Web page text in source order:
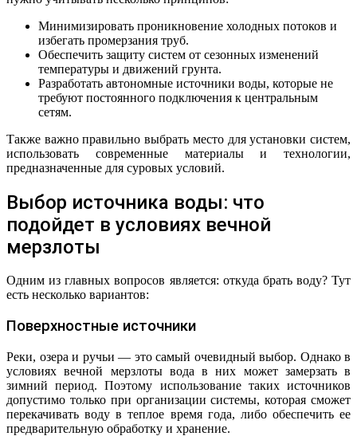
Минимизировать проникновение холодных потоков и
избегать промерзания труб.
Обеспечить защиту систем от сезонных изменений
температуры и движений грунта.
Разработать автономные источники воды, которые не
требуют постоянного подключения к центральным
сетям.
Также важно правильно выбрать место для установки систем,
использовать современные материалы и технологии,
предназначенные для суровых условий.
Выбор источника воды: что
подойдет в условиях вечной
мерзлоты
Одним из главных вопросов является: откуда брать воду? Тут
есть несколько вариантов:
Поверхностные источники
Реки, озера и ручьи — это самый очевидный выбор. Однако в
условиях вечной мерзлоты вода в них может замерзать в
зимний период. Поэтому использование таких источников
допустимо только при организации системы, которая сможет
перекачивать воду в теплое время года, либо обеспечить ее
предварительную обработку и хранение.